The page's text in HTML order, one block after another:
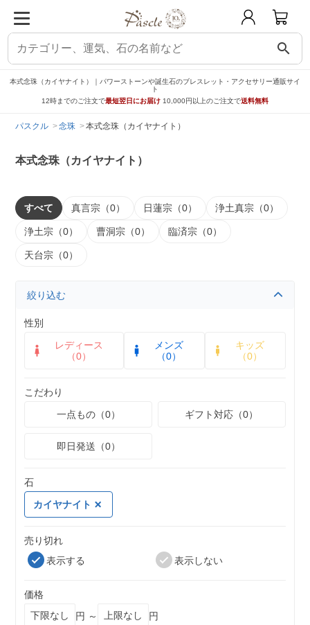
search
本式念珠（カイヤナイト）｜パワーストーンや誕生石のブレスレット・アクセサリー通販サイ
ト
12時までのご注文で最短翌日にお届け 10,000円以上のご注文で送料無料
パスクル 念珠 本式念珠（カイヤナイト）
本式念珠（カイヤナイト）
すべて 真言宗（0） 日蓮宗（0） 浄土真宗（0）
浄土宗（0） 曹洞宗（0） 臨済宗（0）
天台宗（0）
絞り込む
性別
レディース
（0）
メンズ
（0）
キッズ
（0）
こだわり
一点もの（0）
ギフト対応（0）
即日発送（0）
石
カイヤナイト
売り切れ
表示する
表示しない
価格
円 ～
円